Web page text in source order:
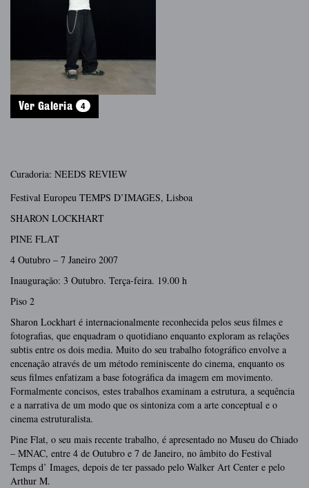
Ver Galeria 4
Curadoria: NEEDS REVIEW
Festival Europeu TEMPS D’IMAGES, Lisboa
SHARON LOCKHART
PINE FLAT
4 Outubro – 7 Janeiro 2007
Inauguração: 3 Outubro. Terça-feira. 19.00 h
Piso 2
Sharon Lockhart é internacionalmente reconhecida pelos seus filmes e
fotografias, que enquadram o quotidiano enquanto exploram as relações
subtis entre os dois media. Muito do seu trabalho fotográfico envolve a
encenação através de um método reminiscente do cinema, enquanto os
seus filmes enfatizam a base fotográfica da imagem em movimento.
Formalmente concisos, estes trabalhos examinam a estrutura, a sequência
e a narrativa de um modo que os sintoniza com a arte conceptual e o
cinema estruturalista.
Pine Flat, o seu mais recente trabalho, é apresentado no Museu do Chiado
– MNAC, entre 4 de Outubro e 7 de Janeiro, no âmbito do Festival
Temps d’ Images, depois de ter passado pelo Walker Art Center e pelo
Arthur M.